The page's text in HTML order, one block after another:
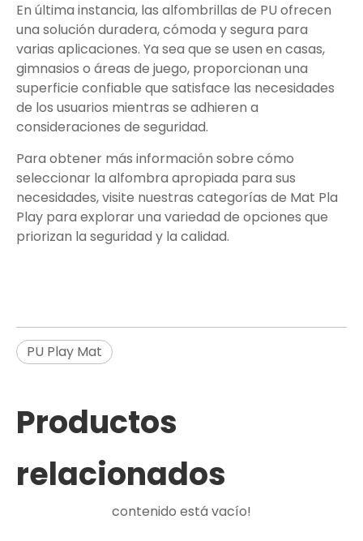
En última instancia, las alfombrillas de PU ofrecen
una solución duradera, cómoda y segura para
varias aplicaciones. Ya sea que se usen en casas,
gimnasios o áreas de juego, proporcionan una
superficie confiable que satisface las necesidades
de los usuarios mientras se adhieren a
consideraciones de seguridad.
Para obtener más información sobre cómo
seleccionar la alfombra apropiada para sus
necesidades, visite nuestras categorías de Mat Pla
Play para explorar una variedad de opciones que
priorizan la seguridad y la calidad.
PU Play Mat
Productos
relacionados
contenido está vacío!